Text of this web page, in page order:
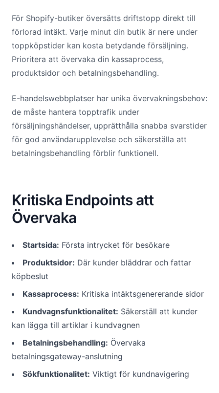
För Shopify-butiker översätts driftstopp direkt till
förlorad intäkt. Varje minut din butik är nere under
toppköpstider kan kosta betydande försäljning.
Prioritera att övervaka din kassaprocess,
produktsidor och betalningsbehandling.
E-handelswebbplatser har unika övervakningsbehov:
de måste hantera topptrafik under
försäljningshändelser, upprätthålla snabba svarstider
för god användarupplevelse och säkerställa att
betalningsbehandling förblir funktionell.
Kritiska Endpoints att
Övervaka
Startsida: Första intrycket för besökare
Produktsidor: Där kunder bläddrar och fattar
köpbeslut
Kassaprocess: Kritiska intäktsgenererande sidor
Kundvagnsfunktionalitet: Säkerställ att kunder
kan lägga till artiklar i kundvagnen
Betalningsbehandling: Övervaka
betalningsgateway-anslutning
Sökfunktionalitet: Viktigt för kundnavigering